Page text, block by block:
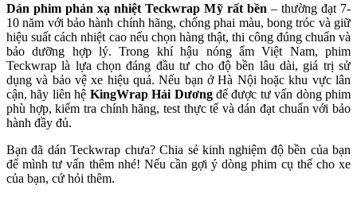
Dán phim phản xạ nhiệt Teckwrap Mỹ rất bền – thường đạt 7-
10 năm với bảo hành chính hãng, chống phai màu, bong tróc và giữ
hiệu suất cách nhiệt cao nếu chọn hàng thật, thi công đúng chuẩn và
bảo dưỡng hợp lý. Trong khí hậu nóng ẩm Việt Nam, phim
Teckwrap là lựa chọn đáng đầu tư cho độ bền lâu dài, giá trị sử
dụng và bảo vệ xe hiệu quả. Nếu bạn ở Hà Nội hoặc khu vực lân
cận, hãy liên hệ KingWrap Hải Dươngđể được tư vấn dòng phim
phù hợp, kiểm tra chính hãng, test thực tế và dán đạt chuẩn với bảo
hành đầy đủ.
Bạn đã dán Teckwrap chưa? Chia sẻ kinh nghiệm độ bền của bạn
để mình tư vấn thêm nhé! Nếu cần gợi ý dòng phim cụ thể cho xe
của bạn, cứ hỏi thêm.